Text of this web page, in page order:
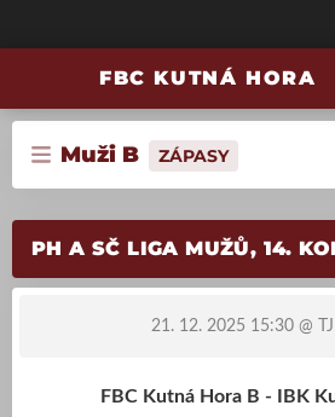
FBC KUTNÁ HORA
Muži B ZÁPASY
PH A SČ LIGA MUŽŮ, 14.
21. 12. 2025 15:30@
FBC Kutná Hora B - IBK